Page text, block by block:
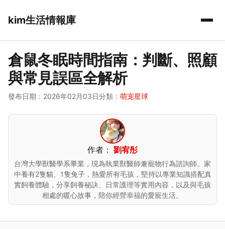
kim生活情報庫
倉鼠冬眠時間指南：判斷、照顧
與常見誤區全解析
發布日期：2026年02月03日分類： 萌宠星球
作者： 劉宥彤
台灣大學獸醫學系畢業，現為執業獸醫師兼寵物行為諮詢師。家
中養有2隻貓、1隻兔子，熱愛所有毛孩，堅持以專業知識搭配真
實飼養體驗，分享飼養秘訣、日常護理等實用內容，以及與毛孩
相處的暖心故事，陪你經營幸福的愛寵生活。